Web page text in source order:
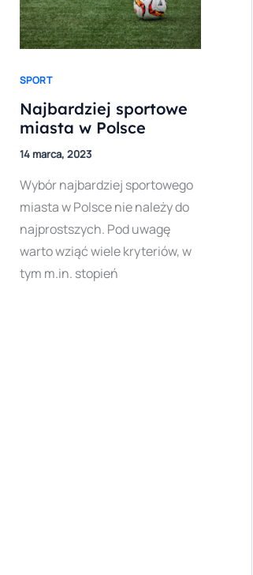
SPORT
Najbardziej sportowe
miasta w Polsce
14 marca, 2023
Wybór najbardziej sportowego
miasta w Polsce nie należy do
najprostszych. Pod uwagę
warto wziąć wiele kryteriów, w
tym m.in. stopień